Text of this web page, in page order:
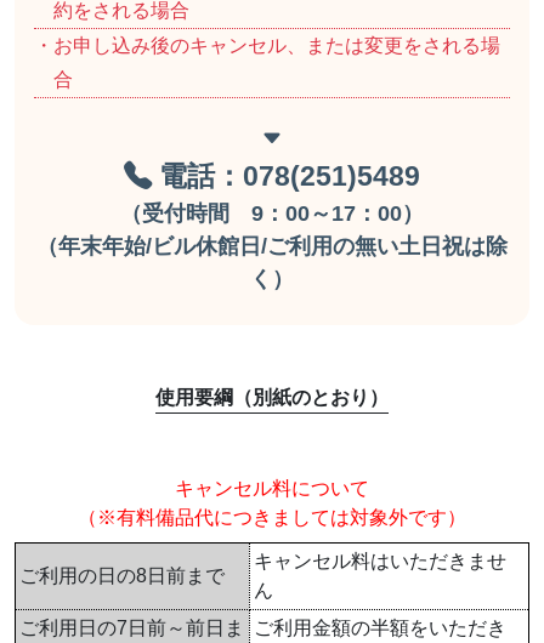
約をされる場合
・お申し込み後のキャンセル、または変更をされる場
合
電話：078(251)5489
（受付時間 9：00～17：00）
（年末年始/ビル休館日/ご利用の無い土日祝は除
く）
使用要綱（別紙のとおり）
キャンセル料について
（※有料備品代につきましては対象外です）
ご利用の日の8日前まで
キャンセル料はいただきませ
ん
ご利用日の7日前～前日ま
ご利用金額の半額をいただき